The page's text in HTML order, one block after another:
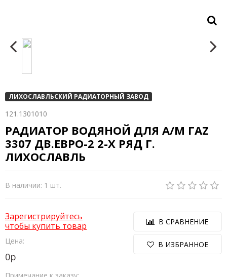
ЛИХОСЛАВЛЬСКИЙ РАДИАТОРНЫЙ ЗАВОД
121.1301010
РАДИАТОР ВОДЯНОЙ ДЛЯ А/М ГАZ
3307 ДВ.ЕВРО-2 2-Х РЯД Г.
ЛИХОСЛАВЛЬ
В наличии: 1 шт.
Зарегистрируйтесь
чтобы купить товар
Цена:
0р
В СРАВНЕНИЕ
В ИЗБРАННОЕ